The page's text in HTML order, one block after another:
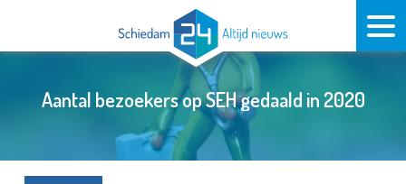
Aantal bezoekers op SEH gedaald in 2020